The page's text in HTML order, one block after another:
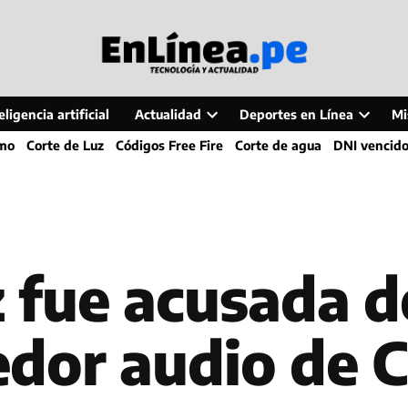
artificial Actualidad
Open
dropdown
Deportes en Línea
Open
dropdown
Corte de Luz Códigos Free Fire Corte de agua DNI vencido
fue acusada
audio de